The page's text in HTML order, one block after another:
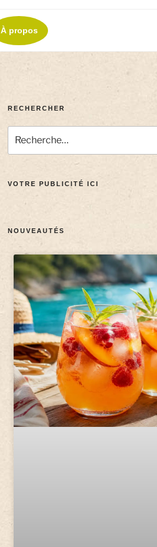
À propos
RECHERCHER
VOTRE PUBLICITÉ ICI
NOUVEAUTÉS